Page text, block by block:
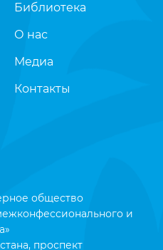
Библиотека
О нас
Медиа
Контакты
общество
и
проспект